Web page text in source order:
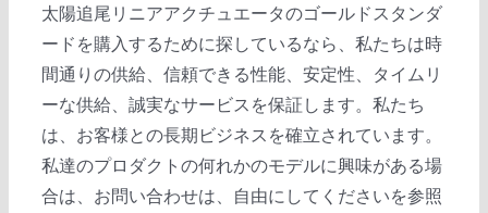
太陽追尾リニアアクチュエータのゴールドスタンダ
ードを購入するために探しているなら、私たちは時
間通りの供給、信頼できる性能、安定性、タイムリ
ーな供給、誠実なサービスを保証します。私たち
は、お客様との長期ビジネスを確立されています。
私達のプロダクトの何れかのモデルに興味がある場
合は、お問い合わせは、自由にしてくださいを参照